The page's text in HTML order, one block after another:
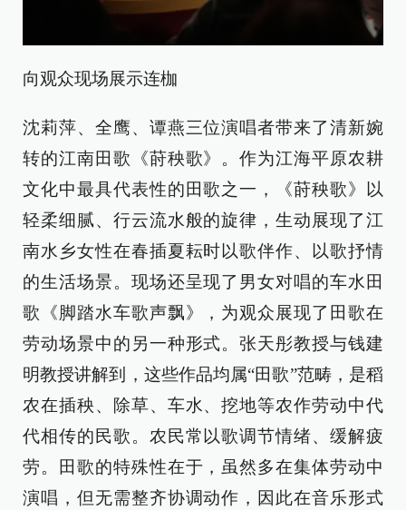
向观众现场展示连枷
沈莉萍、全鹰、谭燕三位演唱者带来了清新婉
转的江南田歌《莳秧歌》。作为江海平原农耕
文化中最具代表性的田歌之一，《莳秧歌》以
轻柔细腻、行云流水般的旋律，生动展现了江
南水乡女性在春插夏耘时以歌伴作、以歌抒情
的生活场景。现场还呈现了男女对唱的车水田
歌《脚踏水车歌声飘》，为观众展现了田歌在
劳动场景中的另一种形式。张天彤教授与钱建
明教授讲解到，这些作品均属“田歌”范畴，是稻
农在插秧、除草、车水、挖地等农作劳动中代
代相传的民歌。农民常以歌调节情绪、缓解疲
劳。田歌的特殊性在于，虽然多在集体劳动中
演唱，但无需整齐协调动作，因此在音乐形式